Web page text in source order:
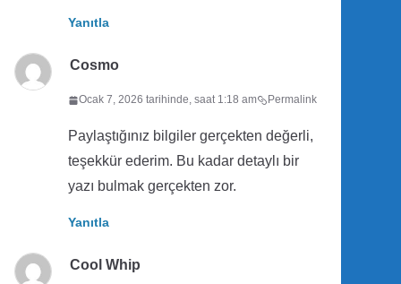
Yanıtla
Cosmo
Ocak 7, 2026 tarihinde, saat 1:18 am Permalink
Paylaştığınız bilgiler gerçekten değerli,
teşekkür ederim. Bu kadar detaylı bir
yazı bulmak gerçekten zor.
Yanıtla
Cool Whip